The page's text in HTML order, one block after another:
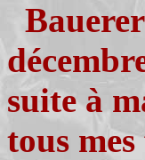
suite à
tous